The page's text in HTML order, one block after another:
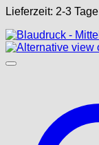
Lieferzeit: 2-3